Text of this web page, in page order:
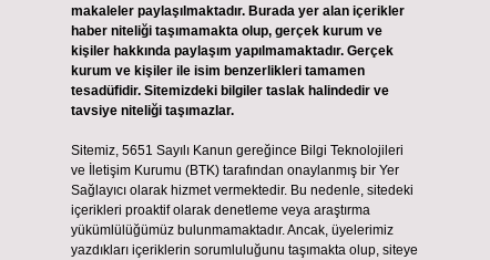
makaleler paylaşılmaktadır. Burada yer alan içerikler
haber niteliği taşımamakta olup, gerçek kurum ve
kişiler hakkında paylaşım yapılmamaktadır. Gerçek
kurum ve kişiler ile isim benzerlikleri tamamen
tesadüfidir. Sitemizdeki bilgiler taslak halindedir ve
tavsiye niteliği taşımazlar.
Sitemiz, 5651 Sayılı Kanun gereğince Bilgi Teknolojileri
ve İletişim Kurumu (BTK) tarafından onaylanmış bir Yer
Sağlayıcı olarak hizmet vermektedir. Bu nedenle, sitedeki
içerikleri proaktif olarak denetleme veya araştırma
yükümlülüğümüz bulunmamaktadır. Ancak, üyelerimiz
yazdıkları içeriklerin sorumluluğunu taşımakta olup, siteye